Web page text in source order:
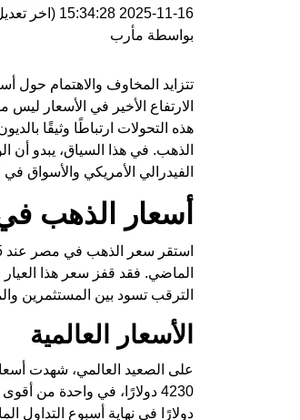
2025-11-16 15:34:28 (اخر
بواسطة مأرب
تتزايد المخاوف والاهتمام حول
الارتفاع الأخير في الأسعار
هذه التحولات ارتباطًا وثيقًا
الذهب. في هذا السياق، يبدو أن
الفيدرالي الأمريكي والأسواق في
أسعار الذهب
الترقب تسود بين المستثمرين
الأسعار العالمية
دولارًا في نهاية أسبوع التداول